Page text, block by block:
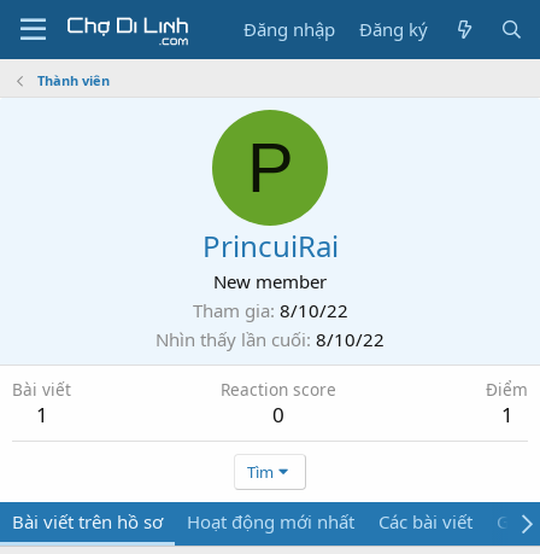
Đăng nhập Đăng ký
Thành viên
P
PrincuiRai
New member
Tham gia 8/10/22
Nhìn thấy lần cuối 8/10/22
Bài viết
1
Reaction score
0
Điểm
1
Tìm
Bài viết trên hồ sơ Hoạt động mới nhất Các bài viết Giới